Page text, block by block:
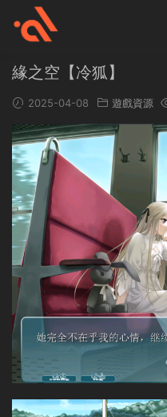
緣之空【冷狐】
2025-04-08 遊戲資源